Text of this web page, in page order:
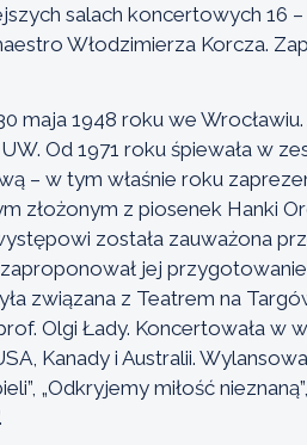
salach koncertowych 16
Włodzimierza Korcza.
maja 1948 roku we
Od 1971 roku śpiewała w
– w tym właśnie roku
złożonym z piosenek Hanki
została zauważona
jej
związana z Teatrem na
Olgi Łady. Koncertowała w
Kanady i Australii.
„Odkryjemy miłość